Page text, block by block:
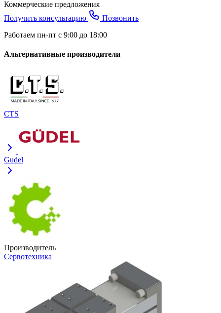
Коммерческие предложения
Получить консультацию
Позвонить
Работаем пн-пт с 9:00 до 18:00
Альтернативные производители
CTS
Gudel
Производитель
Сервотехника